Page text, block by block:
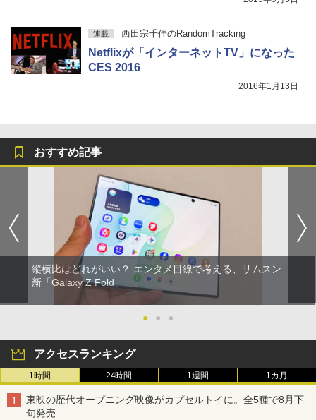
連載 西田宗千佳のRandomTracking
Netflixが「インターネットTV」になった
CES 2016
2016年1月13日
おすすめ記事
縦横比はどれがいい？ エンタメ目線で考える、サムスン
新「Galaxy Z Fold」
● ● ●
アクセスランキング
1時間 24時間 1週間 1カ月
東映の歴代オープニング映像がカプセルトイに。全5種で8月下
旬発売